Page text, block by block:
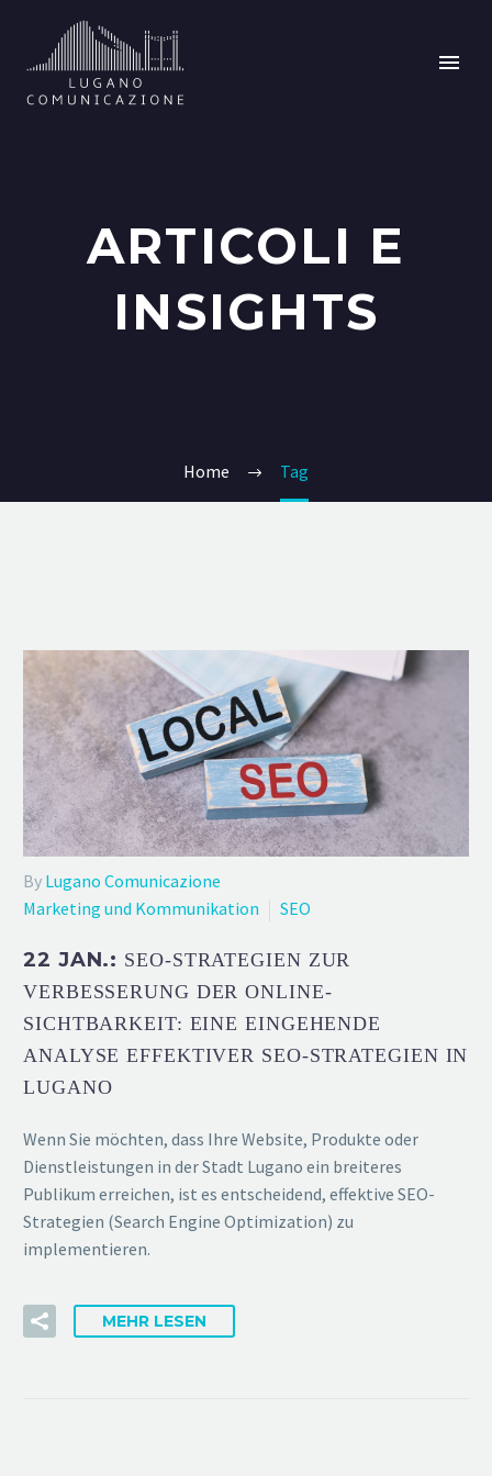
ARTICOLI E
INSIGHTS
Home Tag
By Lugano Comunicazione
Marketing und Kommunikation
SEO
22 JAN.: SEO-STRATEGIEN ZUR
VERBESSERUNG DER ONLINE-
SICHTBARKEIT: EINE EINGEHENDE
ANALYSE EFFEKTIVER SEO-STRATEGIEN IN
LUGANO
Wenn Sie möchten, dass Ihre Website, Produkte oder
Dienstleistungen in der Stadt Lugano ein breiteres
Publikum erreichen, ist es entscheidend, effektive SEO-
Strategien (Search Engine Optimization) zu
implementieren.
MEHR LESEN